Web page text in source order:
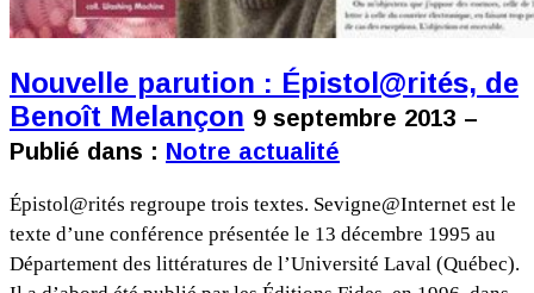
Nouvelle parution : Épistol@rités, de
Benoît Melançon 9 septembre 2013 –
Publié dans : Notre actualité
Épistol@rités regroupe trois textes. Sevigne@Internet est le
texte d’une conférence présentée le 13 décembre 1995 au
Département des littératures de l’Université Laval (Québec).